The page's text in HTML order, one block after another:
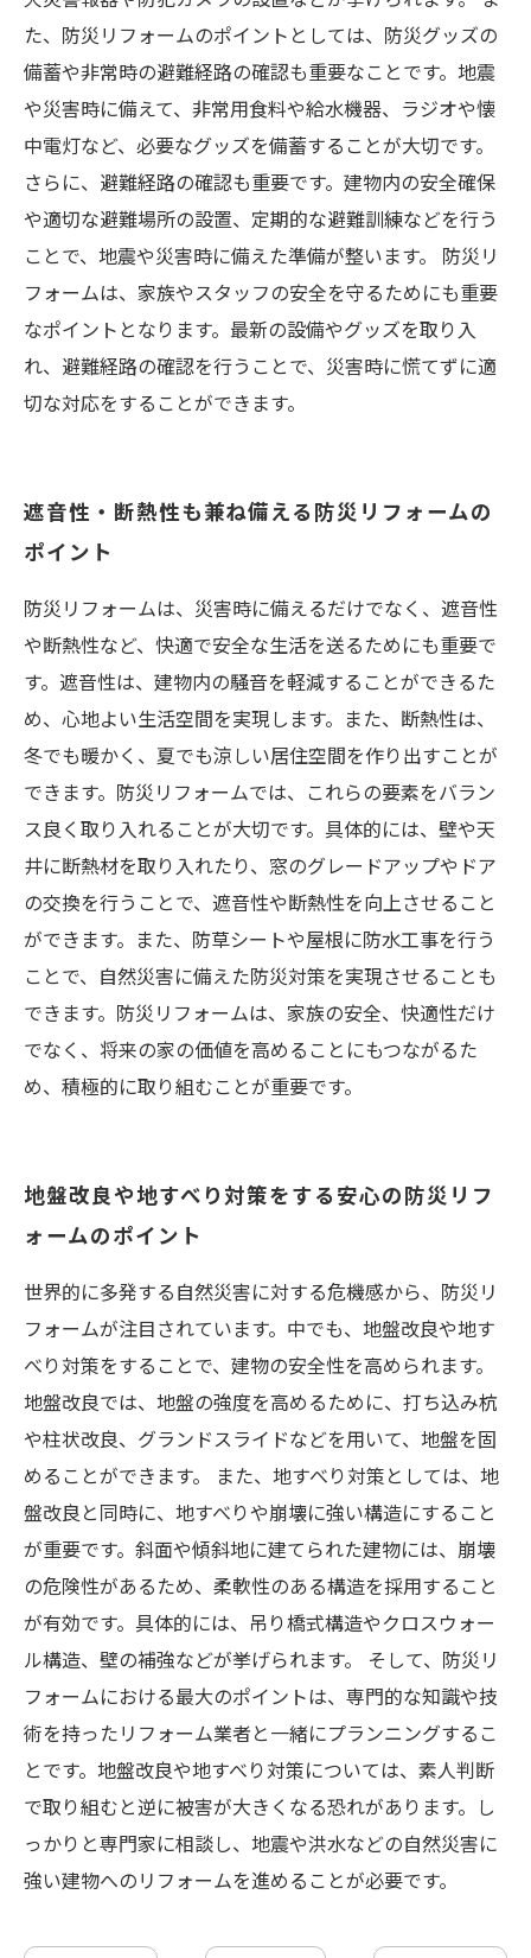
た、防災リフォームのポイントとしては、防災グッズの
備蓄や非常時の避難経路の確認も重要なことです。地震
や災害時に備えて、非常用食料や給水機器、ラジオや懐
中電灯など、必要なグッズを備蓄することが大切です。
さらに、避難経路の確認も重要です。建物内の安全確保
や適切な避難場所の設置、定期的な避難訓練などを行う
ことで、地震や災害時に備えた準備が整います。 防災リ
フォームは、家族やスタッフの安全を守るためにも重要
なポイントとなります。最新の設備やグッズを取り入
れ、避難経路の確認を行うことで、災害時に慌てずに適
切な対応をすることができます。
遮音性・断熱性も兼ね備える防災リフォームの
ポイント
防災リフォームは、災害時に備えるだけでなく、遮音性
や断熱性など、快適で安全な生活を送るためにも重要で
す。遮音性は、建物内の騒音を軽減することができるた
め、心地よい生活空間を実現します。また、断熱性は、
冬でも暖かく、夏でも涼しい居住空間を作り出すことが
できます。防災リフォームでは、これらの要素をバラン
ス良く取り入れることが大切です。具体的には、壁や天
井に断熱材を取り入れたり、窓のグレードアップやドア
の交換を行うことで、遮音性や断熱性を向上させること
ができます。また、防草シートや屋根に防水工事を行う
ことで、自然災害に備えた防災対策を実現させることも
できます。防災リフォームは、家族の安全、快適性だけ
でなく、将来の家の価値を高めることにもつながるた
め、積極的に取り組むことが重要です。
地盤改良や地すべり対策をする安心の防災リフ
ォームのポイント
世界的に多発する自然災害に対する危機感から、防災リ
フォームが注目されています。中でも、地盤改良や地す
べり対策をすることで、建物の安全性を高められます。
地盤改良では、地盤の強度を高めるために、打ち込み杭
や柱状改良、グランドスライドなどを用いて、地盤を固
めることができます。 また、地すべり対策としては、地
盤改良と同時に、地すべりや崩壊に強い構造にすること
が重要です。斜面や傾斜地に建てられた建物には、崩壊
の危険性があるため、柔軟性のある構造を採用すること
が有効です。具体的には、吊り橋式構造やクロスウォー
ル構造、壁の補強などが挙げられます。 そして、防災リ
フォームにおける最大のポイントは、専門的な知識や技
術を持ったリフォーム業者と一緒にプランニングするこ
とです。地盤改良や地すべり対策については、素人判断
で取り組むと逆に被害が大きくなる恐れがあります。し
っかりと専門家に相談し、地震や洪水などの自然災害に
強い建物へのリフォームを進めることが必要です。